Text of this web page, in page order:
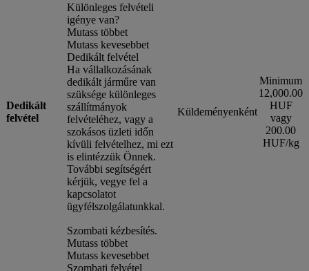
Dedikált
felvétel
Különleges felvételi
igénye van?
Mutass többet
Mutass kevesebbet
Dedikált felvétel
Ha vállalkozásának
dedikált járműre van
szüksége különleges
szállítmányok
felvételéhez, vagy a
szokásos üzleti időn
kívüli felvételhez, mi ezt
is elintézzük Önnek.
További segítségért
kérjük, vegye fel a
kapcsolatot
ügyfélszolgálatunkkal.
Küldeményenként
Minimum
12,000.00
HUF
vagy
200.00
HUF/kg
Szombati kézbesítés.
Mutass többet
Mutass kevesebbet
Szombati felvétel